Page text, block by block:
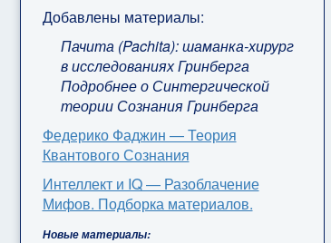
Добавлены материалы:
Пачита (Pachita): шаманка-хирург
в исследованиях Гринберга
Подробнее о Синтергической
теории Сознания Гринберга
Федерико Фаджин — Теория
Квантового Сознания
Интеллект и IQ — Разоблачение
Мифов. Подборка материалов.
Новые материалы: